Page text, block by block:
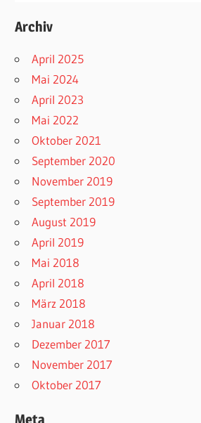
Archiv
April 2025
Mai 2024
April 2023
Mai 2022
Oktober 2021
September 2020
November 2019
September 2019
August 2019
April 2019
Mai 2018
April 2018
März 2018
Januar 2018
Dezember 2017
November 2017
Oktober 2017